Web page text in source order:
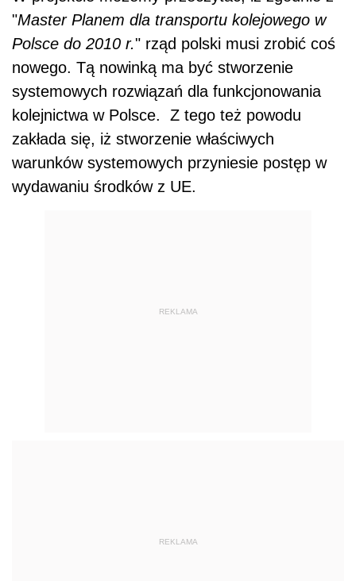
"Master Planem dla transportu kolejowego w
Polsce do 2010 r." rząd polski musi zrobić coś
nowego. Tą nowinką ma być stworzenie
systemowych rozwiązań dla funkcjonowania
kolejnictwa w Polsce. Z tego też powodu
zakłada się, iż stworzenie właściwych
warunków systemowych przyniesie postęp w
wydawaniu środków z UE.
REKLAMA
REKLAMA